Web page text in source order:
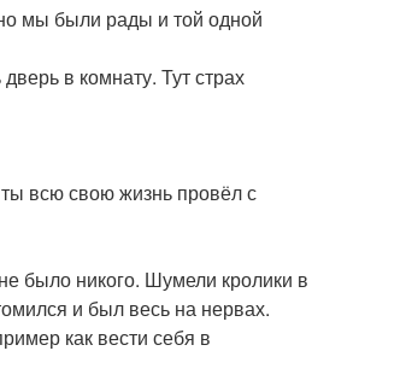
мы были рады и той одной
в комнату. Тут страх
всю свою жизнь провёл с
было никого. Шумели кролики в
и был весь на нервах.
как вести себя в